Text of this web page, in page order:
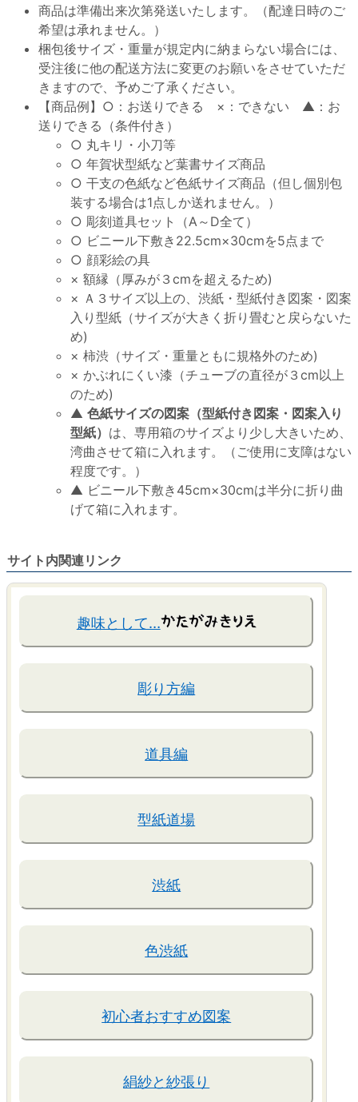
商品は準備出来次第発送いたします。（配達日時のご
希望は承れません。）
梱包後サイズ・重量が規定内に納まらない場合には、
受注後に他の配送方法に変更のお願いをさせていただ
きますので、予めご了承ください。
【商品例】○：お送りできる ×：できない ▲：お
送りできる（条件付き）
○ 丸キリ・小刀等
○ 年賀状型紙など葉書サイズ商品
○ 干支の色紙など色紙サイズ商品（但し個別包
装する場合は1点しか送れません。）
○ 彫刻道具セット（A～D全て）
○ ビニール下敷き22.5cm×30cmを5点まで
○ 顔彩絵の具
× 額縁（厚みが３cmを超えるため)
× Ａ３サイズ以上の、渋紙・型紙付き図案・図案
入り型紙（サイズが大きく折り畳むと戻らないた
め)
× 柿渋（サイズ・重量ともに規格外のため)
× かぶれにくい漆（チューブの直径が３cm以上
のため)
▲ 色紙サイズの図案（型紙付き図案・図案入り
型紙） は、専用箱のサイズより少し大きいため、
湾曲させて箱に入れます。（ご使用に支障はない
程度です。）
▲ ビニール下敷き45cm×30cmは半分に折り曲
げて箱に入れます。
サイト内関連リンク
趣味として…
彫り方編
道具編
型紙道場
渋紙
色渋紙
初心者おすすめ図案
絹紗と紗張り